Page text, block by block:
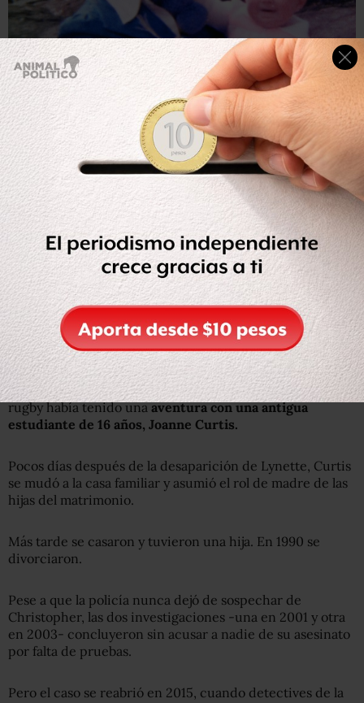
BBC
Lynette Dawson tenía 33 años cuando desapareció.
La última vez que Lynette fue vista fue en enero de 1982.
Tenía 33 años.
La mujer habló por teléfono con su madre cuando estaba
en su casa con su marido, Christopher Dawson. Hizo
planes para almorzar con ella al día siguiente,
pero nunca
apareció.
"Atrapé al asesino de mi hermano por Facebook"
Según relató Christopher entonces, su esposa le había
dicho que necesitaba un tiempo para ella. Finalmente,
reportó su desaparición el 18 de febrero.
Una investigación en 2003 reveló que el exjugador de
rugby había tenido unaaventura con una antigua
estudiante de 16 años, Joanne Curtis.
Pocos días después de la desaparición de Lynette, Curtis
se mudó a la casa familiar y asumió el rol de madre de las
hijas del matrimonio.
Más tarde se casaron y tuvieron una hija. En 1990 se
divorciaron.
Pese a que la policía nunca dejó de sospechar de
Christopher, las dos investigaciones -una en 2001 y otra
en 2003- concluyeron sin acusar a nadie de su asesinato
por falta de pruebas.
Pero el caso se reabrió en 2015, cuando detectives de la